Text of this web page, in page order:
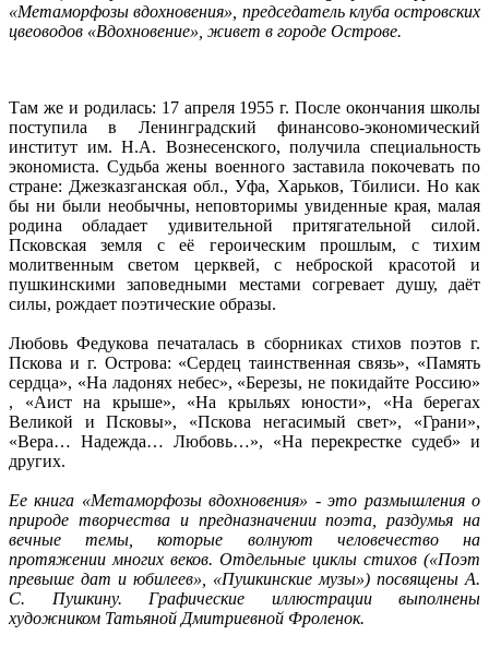
«Метаморфозы вдохновения», председатель клуба островских
цвеоводов «Вдохновение», живет в городе Острове.
Там же и родилась: 17 апреля 1955 г. После окончания школы
поступила в Ленинградский финансово-экономический
институт им. Н.А. Вознесенского, получила специальность
экономиста. Судьба жены военного заставила покочевать по
стране: Джезказганская обл., Уфа, Харьков, Тбилиси. Но как
бы ни были необычны, неповторимы увиденные края, малая
родина обладает удивительной притягательной силой.
Псковская земля с её героическим прошлым, с тихим
молитвенным светом церквей, с неброской красотой и
пушкинскими заповедными местами согревает душу, даёт
силы, рождает поэтические образы.
Любовь Федукова печаталась в сборниках стихов поэтов г.
Пскова и г. Острова: «Сердец таинственная связь», «Память
сердца», «На ладонях небес», «Березы, не покидайте Россию»
, «Аист на крыше», «На крыльях юности», «На берегах
Великой и Псковы», «Пскова негасимый свет», «Грани»,
«Вера… Надежда… Любовь…», «На перекрестке судеб» и
других.
Ее книга «Метаморфозы вдохновения» - это размышления о
природе творчества и предназначении поэта, раздумья на
вечные темы, которые волнуют человечество на
протяжении многих веков. Отдельные циклы стихов («Поэт
превыше дат и юбилеев», «Пушкинские музы») посвящены А.
С. Пушкину. Графические иллюстрации выполнены
художником Татьяной Дмитриевной Фроленок.